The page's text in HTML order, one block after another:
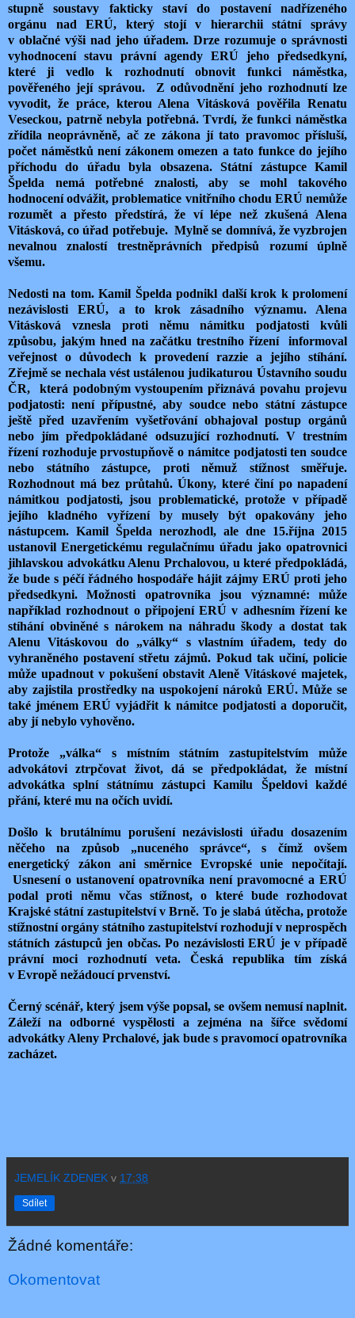
stupně soustavy fakticky staví do postavení nadřízeného
orgánu nad ERÚ, který stojí v hierarchii státní správy
v oblačné výši nad jeho úřadem. Drze rozumuje o správnosti
vyhodnocení stavu právní agendy ERÚ jeho předsedkyní,
které ji vedlo k rozhodnutí obnovit funkci náměstka,
pověřeného její správou. Z odůvodnění jeho rozhodnutí lze
vyvodit, že práce, kterou Alena Vitásková pověřila Renatu
Veseckou, patrně nebyla potřebná. Tvrdí, že funkci náměstka
zřídila neoprávněně, ač ze zákona jí tato pravomoc přísluší,
počet náměstků není zákonem omezen a tato funkce do jejího
příchodu do úřadu byla obsazena. Státní zástupce Kamil
Špelda nemá potřebné znalosti, aby se mohl takového
hodnocení odvážit, problematice vnitřního chodu ERÚ nemůže
rozumět a přesto předstírá, že ví lépe než zkušená Alena
Vitásková, co úřad potřebuje. Mylně se domnívá, že vyzbrojen
nevalnou znalostí trestněprávních předpisů rozumí úplně
všemu.
Nedosti na tom. Kamil Špelda podnikl další krok k prolomení
nezávislosti ERÚ, a to krok zásadního významu. Alena
Vitásková vznesla proti němu námitku podjatosti kvůli
způsobu, jakým hned na začátku trestního řízení informoval
veřejnost o důvodech k provedení razzie a jejího stíhání.
Zřejmě se nechala vést ustálenou judikaturou Ústavního soudu
ČR, která podobným vystoupením přiznává povahu projevu
podjatosti: není přípustné, aby soudce nebo státní zástupce
ještě před uzavřením vyšetřování obhajoval postup orgánů
nebo jím předpokládané odsuzující rozhodnutí. V trestním
řízení rozhoduje prvostupňově o námitce podjatosti ten soudce
nebo státního zástupce, proti němuž stížnost směřuje.
Rozhodnout má bez průtahů. Úkony, které činí po napadení
námitkou podjatosti, jsou problematické, protože v případě
jejího kladného vyřízení by musely být opakovány jeho
nástupcem. Kamil Špelda nerozhodl, ale dne 15.října 2015
ustanovil Energetickému regulačnímu úřadu jako opatrovnici
jihlavskou advokátku Alenu Prchalovou, u které předpokládá,
že bude s péčí řádného hospodáře hájit zájmy ERÚ proti jeho
předsedkyni. Možnosti opatrovníka jsou významné: může
například rozhodnout o připojení ERÚ v adhesním řízení ke
stíhání obviněné s nárokem na náhradu škody a dostat tak
Alenu Vitáskovou do „války“ s vlastním úřadem, tedy do
vyhraněného postavení střetu zájmů. Pokud tak učiní, policie
může upadnout v pokušení obstavit Aleně Vitáskové majetek,
aby zajistila prostředky na uspokojení nároků ERÚ. Může se
také jménem ERÚ vyjádřit k námitce podjatosti a doporučit,
aby jí nebylo vyhověno.
Protože „válka“ s místním státním zastupitelstvím může
advokátovi ztrpčovat život, dá se předpokládat, že místní
advokátka splní státnímu zástupci Kamilu Špeldovi každé
přání, které mu na očích uvidí.
Došlo k brutálnímu porušení nezávislosti úřadu dosazením
něčeho na způsob „nuceného správce“, s čímž ovšem
energetický zákon ani směrnice Evropské unie nepočítají.
Usnesení o ustanovení opatrovníka není pravomocné a ERÚ
podal proti němu včas stížnost, o které bude rozhodovat
Krajské státní zastupitelství v Brně. To je slabá útěcha, protože
stížnostní orgány státního zastupitelství rozhodují v neprospěch
státních zástupců jen občas. Po nezávislosti ERÚ je v případě
právní moci rozhodnutí veta. Česká republika tím získá
v Evropě nežádoucí prvenství.
Černý scénář, který jsem výše popsal, se ovšem nemusí naplnit.
Záleží na odborné vyspělosti a zejména na šířce svědomí
advokátky Aleny Prchalové, jak bude s pravomocí opatrovníka
zacházet.
JEMELÍK ZDENEK v 17:38
Sdílet
Žádné komentáře:
Okomentovat